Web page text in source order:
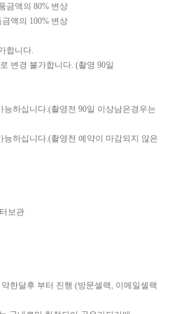
금액의 80% 변상
액의 100% 변상
합니다.
변경 불가합니다. (촬영 90일
하십니다.(촬영전 90일 이상남은경우는
하십니다.(촬영전 예약이 마감되지 않은
보관
한달후 부터 진행 (방문셀랙, 이메일셀랙